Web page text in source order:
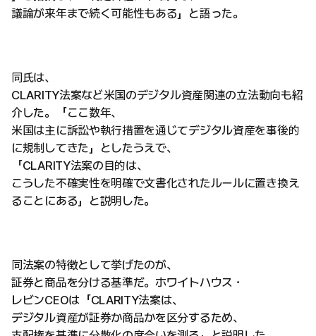
議論が来年まで続く可能性もある」と語った。
同氏は、
CLARITY法案など米国のデジタル資産関連の立法動向も紹
介した。「ここ数年、
米国は主に訴訟や執行措置を通じてデジタル資産を事後的
に規制してきた」としたうえで、
「CLARITY法案の目的は、
こうした不確実性を明確で文書化されたルールに置き換え
ることにある」と説明した。
同法案の特徴として挙げたのが、
証券と商品を分ける基準だ。ホワイトハウス・
レビンCEOは「CLARITY法案は、
デジタル資産が証券か商品かを区分するため、